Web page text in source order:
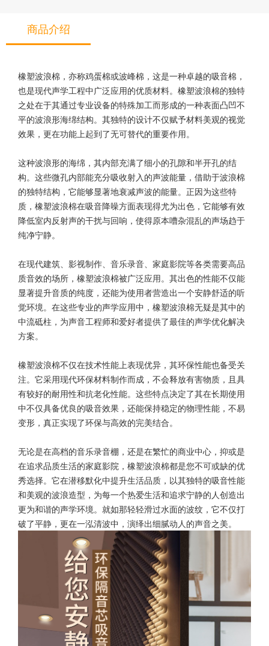
商品介绍
橡塑波浪棉，亦称鸡蛋棉或波峰棉，这是一种卓越的吸音棉，
也是现代声学工程中广泛应用的优质材料。橡塑波浪棉的独特
之处在于其通过专业设备的特殊加工而形成的一种表面凸凹不
平的波浪形海绵结构。其独特的设计不仅赋予材料美观的视觉
效果，更在功能上起到了无可替代的重要作用。
这种波浪形的海绵，其内部充满了细小的孔隙和半开孔的结
构。这些微孔内部能充分吸收射入的声波能量，借助于波浪棉
的独特结构，它能够显著地衰减声波的能量。正因为这些特
质，橡塑波浪棉在吸音降噪方面表现得尤为出色，它能够有效
降低室内反射声的干扰与回响，使得原本嘈杂混乱的声场趋于
纯净宁静。
在现代建筑、影视制作、音乐录音、家庭影院等各类需要高品
质音效的场所，橡塑波浪棉被广泛应用。其出色的性能不仅能
显著提升音质的纯度，还能为使用者营造出一个安静舒适的听
觉环境。在这些专业的声学应用中，橡塑波浪棉无疑是其中的
中流砥柱，为声音工程师和爱好者提供了最佳的声学优化解决
方案。
橡塑波浪棉不仅在技术性能上表现优异，其环保性能也备受关
注。它采用现代环保材料制作而成，不会释放有害物质，且具
有较好的耐用性和抗老化性能。这些特点决定了其在长期使用
中不仅具备优良的吸音效果，还能保持稳定的物理性能，不易
变形，真正实现了环保与高效的完美结合。
无论是在高档的音乐录音棚，还是在繁忙的商业中心，抑或是
在追求品质生活的家庭影院，橡塑波浪棉都是您不可或缺的优
秀选择。它在潜移默化中提升生活品质，以其独特的吸音性能
和美观的波浪造型，为每一个热爱生活和追求宁静的人创造出
更为和谐的声学环境。就如那轻轻滑过水面的波纹，它不仅打
破了平静，更在一泓清波中，演绎出细腻动人的声音之美。